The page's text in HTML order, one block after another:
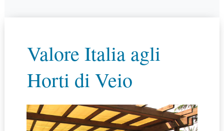
Valore Italia agli
Horti di Veio